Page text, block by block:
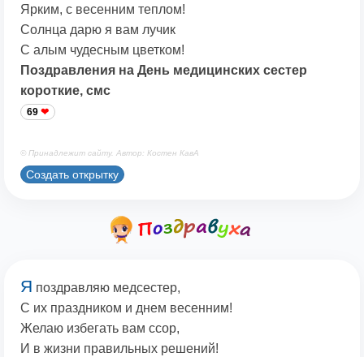
Ярким, с весенним теплом!
Солнца дарю я вам лучик
С алым чудесным цветком!
Поздравления на День медицинских сестер
короткие, смс
69
© Принадлежит сайту. Автор: Костен КавА
Создать открытку
Я поздравляю медсестер,
С их праздником и днем весенним!
Желаю избегать вам ссор,
И в жизни правильных решений!